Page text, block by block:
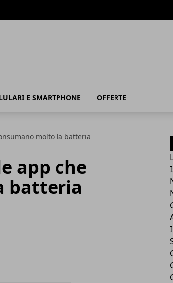
E SMARTPHONE OFFERTE
molto la batteria
app che
batteria